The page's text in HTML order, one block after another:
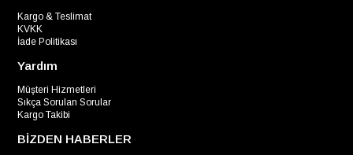
Kargo & Teslimat
KVKK
İade Politikası
Yardım
Müşteri Hizmetleri
Sıkça Sorulan Sorular
Kargo Takibi
BİZDEN HABERLER